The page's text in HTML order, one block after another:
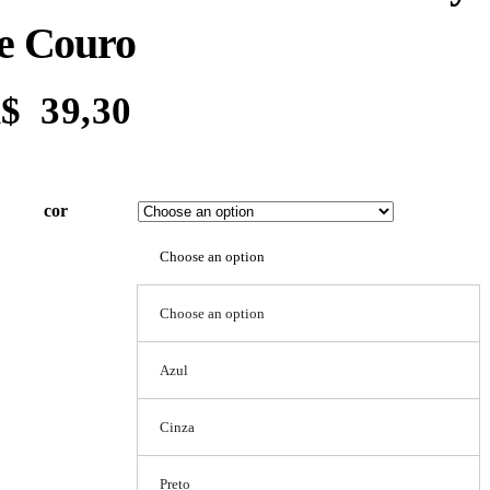
Couro
39,30
cor
Choose an option
Choose an option
Azul
Cinza
Preto